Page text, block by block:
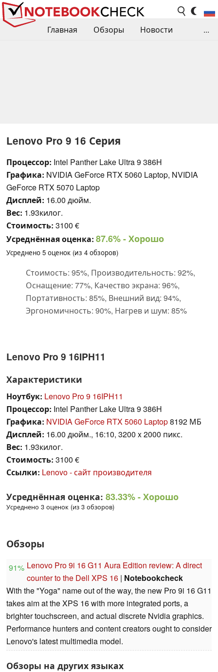
Главная Обзоры
Новости
...
Lenovo Pro 9 16 Серия
Процессор: Intel Panther Lake Ultra 9 386H
Графика: NVIDIA GeForce RTX 5060 Laptop, NVIDIA
GeForce RTX 5070 Laptop
Дисплей: 16.00 дюйм.
Вес: 1.93килог.
Стоимость: 3100 €
Усреднённая оценка: 87.6%- Хорошо
Усреднено 5 оценок (из 4 обзоров)
Стоимость: 95%, Производительность: 92%,
Оснащение: 77%, Качество экрана: 96%,
Портативность: 85%, Внешний вид: 94%,
Эргономичность: 90%, Нагрев и шум: 85%
Lenovo Pro 9 16IPH11
Характеристики
Ноутбук: Lenovo Pro 9 16IPH11
Процессор: Intel Panther Lake Ultra 9 386H
Графика: NVIDIA GeForce RTX 5060 Laptop8192 МБ
Дисплей: 16.00 дюйм., 16:10, 3200 x 2000 пикс.
Вес: 1.93килог.
Стоимость: 3100 €
Ссылки: Lenovo - сайт производителя
Усреднённая оценка: 83.33%- Хорошо
Усреднено 3 оценок (из 3 обзоров)
Обзоры
91% Lenovo Pro 9i 16 G11 Aura Edition review: A direct
counter to the Dell XPS 16 | Notebookcheck
With the "Yoga" name out of the way, the new Pro 9i 16 G11
takes aim at the XPS 16 with more integrated ports, a
brighter touchscreen, and actual discrete Nvidia graphics.
Performance hunters and content creators ought to consider
Lenovo's latest multimedia model.
Обзоры на других языках